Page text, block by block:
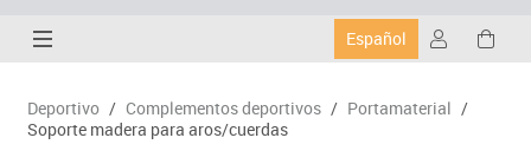
Español
Deportivo / Complementos deportivos / Portamaterial /
Soporte madera para aros/cuerdas